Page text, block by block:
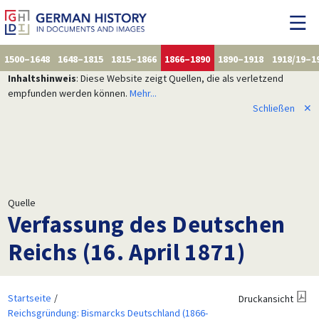
1500–1648 1648–1815 1815–1866 1866–1890 1890–1918
1918/
Inhaltshinweis: Diese Website zeigt Quellen, die als verletzend
empfunden werden können. Mehr...
Schließen
✕
Quelle
Verfassung des Deutschen
Reichs (16. April 1871)
Startseite
Reichsgründung: Bismarcks Deutschland (1866-
Druckansicht